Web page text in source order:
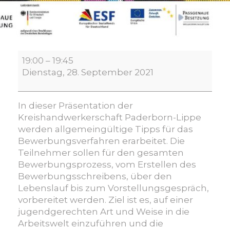
Bewerbungstraining
Online
19:00 – 19:45
Dienstag, 28. September 2021
In dieser Präsentation der
Kreishandwerkerschaft Paderborn-Lippe
werden allgemeingültige Tipps für das
Bewerbungsverfahren erarbeitet. Die
Teilnehmer sollen für den gesamten
Bewerbungsprozess, vom Erstellen des
Bewerbungsschreibens, über den
Lebenslauf bis zum Vorstellungsgespräch,
vorbereitet werden. Ziel ist es, auf einer
jugendgerechten Art und Weise in die
Arbeitswelt einzuführen und die